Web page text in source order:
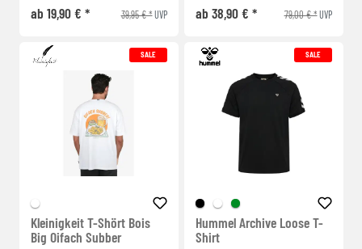
ab 19,90 € *
39,95 € *UVP
ab 38,90 € *
79,00 € *UVP
SALE
Kleinigkeit T-Shört Bois
Big Oifach Subber
SALE
Hummel Archive Loose T-
Shirt